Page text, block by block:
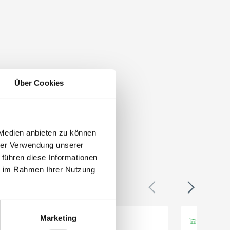
Über Cookies
anbieten zu können
Verwendung unserer
diese Informationen
Rahmen Ihrer Nutzung
Marketing